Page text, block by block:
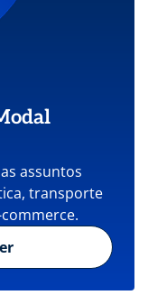
assuntos
transporte